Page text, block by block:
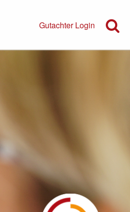
Gutachter Login